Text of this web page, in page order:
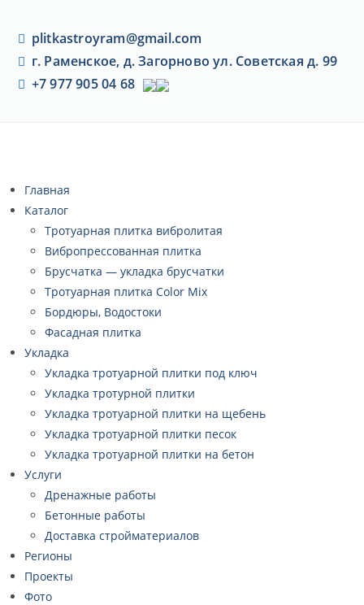
plitkastroyram@gmail.com
г. Раменское, д. Загорново ул. Советская д. 99
+7 977 905 04 68
Главная
Каталог
Тротуарная плитка вибролитая
Вибропрессованная плитка
Брусчатка — укладка брусчатки
Тротуарная плитка Color Mix
Бордюры, Водостоки
Фасадная плитка
Укладка
Укладка тротуарной плитки под ключ
Укладка тротурной плитки
Укладка тротуарной плитки на щебень
Укладка тротуарной плитки песок
Укладка тротуарной плитки на бетон
Услуги
Дренажные работы
Бетонные работы
Доставка стройматериалов
Регионы
Проекты
Фото